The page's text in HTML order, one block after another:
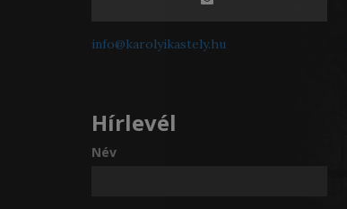
info@karolyikastely.hu
Hírlevél
Név